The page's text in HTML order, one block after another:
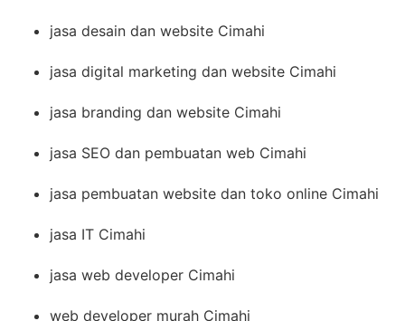
jasa desain dan website Cimahi
jasa digital marketing dan website Cimahi
jasa branding dan website Cimahi
jasa SEO dan pembuatan web Cimahi
jasa pembuatan website dan toko online Cimahi
jasa IT Cimahi
jasa web developer Cimahi
web developer murah Cimahi